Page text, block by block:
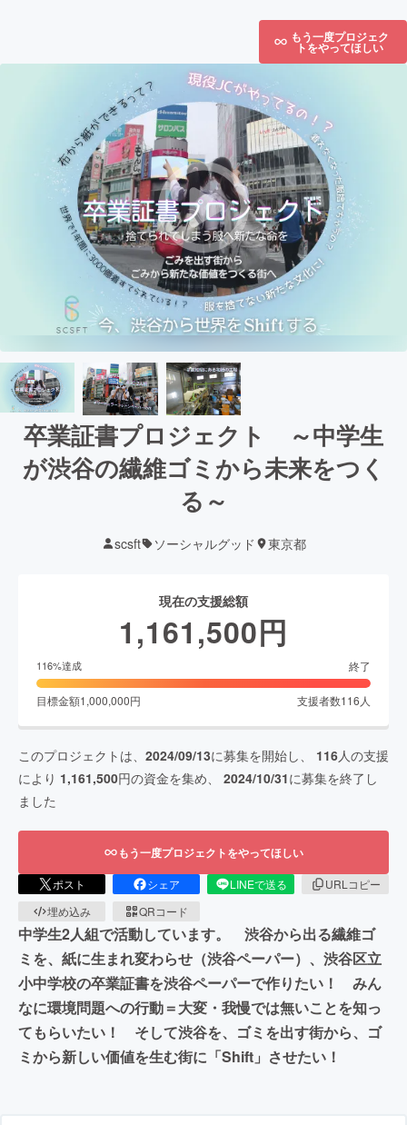
もう一度プロジェク
トをやってほしい
卒業証書プロジェクト ～中学生
が渋谷の繊維ゴミから未来をつく
る～
scsft ソーシャルグッド 東京都
現在の支援総額
1,161,500円
116%達成 終了
目標金額1,000,000円 支援者数116 人
このプロジェクトは、 2024/09/13に募集を開始し、 116人の支援
により 1,161,500円の資金を集め、 2024/10/31に募集を終了し
ました
もう一度プロジェクトをやってほしい
ポスト シェア LINEで送る
URLコピー
埋め込み
QRコード
中学生2人組で活動しています。 渋谷から出る繊維ゴ
ミを、紙に生まれ変わらせ（渋谷ペーパー）、渋谷区立
小中学校の卒業証書を渋谷ペーパーで作りたい！ みん
なに環境問題への行動＝大変・我慢では無いことを知っ
てもらいたい！ そして渋谷を、ゴミを出す街から、ゴ
ミから新しい価値を生む街に「Shift」させたい！